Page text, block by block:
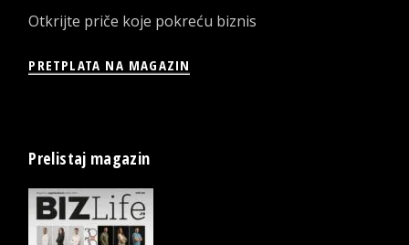
Otkrijte priče koje pokreću biznis
PRETPLATA NA MAGAZIN
Prelistaj magazin